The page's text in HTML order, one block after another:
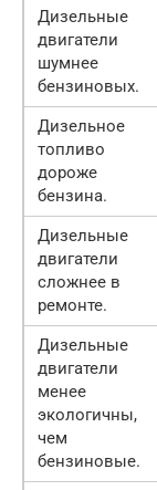
Дизельные
двигатели
шумнее
бензиновых.
Дизельное
топливо
дороже
бензина.
Дизельные
двигатели
сложнее в
ремонте.
Дизельные
двигатели
менее
экологичны,
чем
бензиновые.